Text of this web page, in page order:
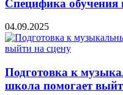
Специфика обучения
04.09.2025
Подготовка к
школа помогает